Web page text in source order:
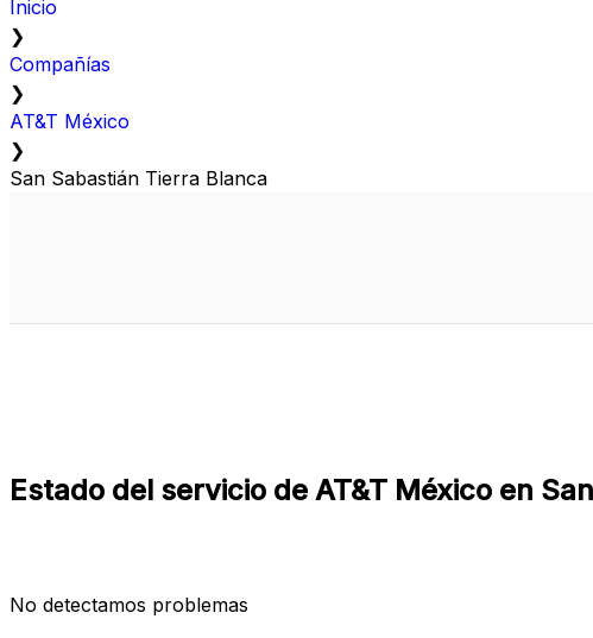
Inicio
❯
Compañías
❯
AT&T México
❯
San Sabastián Tierra Blanca
Estado del servicio de AT&T México en
No detectamos problemas